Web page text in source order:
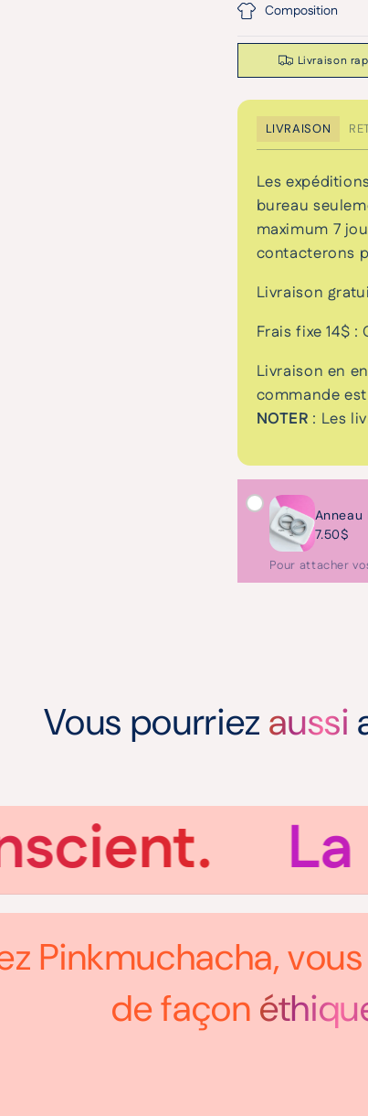
Composition
Livraison
LIVRAISON
Les
bureau
maximum 7
contacterons
Livraison
Frais fixe 14$
Livraison en
commande
NOTER : Les
Anneau
7.50$
Pour attacher
Vous pourriez aussi
La
Pinkmuchacha,
de façon